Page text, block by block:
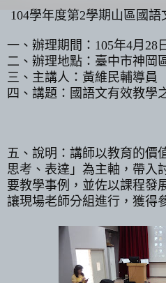
104學年度第2學期山區國語
一、辦理期間： 105年4月 28
二、辦理地點：臺中市神岡
三、主講人：黃維民輔導員
四、講題：國語文有效教學
五、說明：講師以教育的價
思考、表達」為主軸，帶入
要教學事例，並佐以課程發
讓現場老師分組進行，獲得